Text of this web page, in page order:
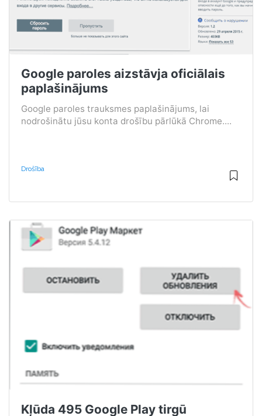
Google paroles aizstāvja oficiālais
paplašinājums
Google paroles trauksmes paplašinājums, lai
nodrošinātu jūsu konta drošību pārlūkā Chrome....
Drošība
Kļūda 495 Google Play tirgū